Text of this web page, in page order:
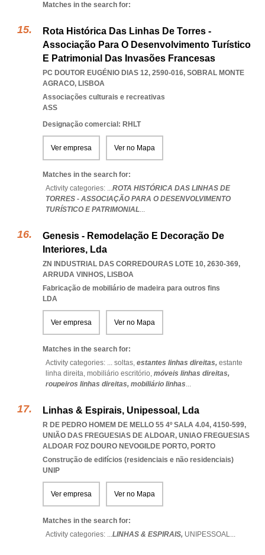
Matches in the search for:
Rota Histórica Das Linhas De Torres -
Associação Para O Desenvolvimento Turístico
E Patrimonial Das Invasões Francesas
PC DOUTOR EUGÉNIO DIAS 12, 2590-016, SOBRAL MONTE
AGRACO, LISBOA
Associações culturais e recreativas
ASS
Designação comercial: RHLT
Ver empresa Ver no Mapa
Matches in the search for:
Activity categories: ...ROTA HISTÓRICA DAS LINHAS DE
TORRES - ASSOCIAÇÃO PARA O DESENVOLVIMENTO
TURÍSTICO E PATRIMONIAL...
Genesis - Remodelação E Decoração De
Interiores, Lda
ZN INDUSTRIAL DAS CORREDOURAS LOTE 10, 2630-369,
ARRUDA VINHOS, LISBOA
Fabricação de mobiliário de madeira para outros fins
LDA
Ver empresa Ver no Mapa
Matches in the search for:
Activity categories: ... soltas, estantes linhas direitas, estante
linha direita, mobiliário escritório, móveis linhas direitas,
roupeiros linhas direitas, mobiliário linhas...
Linhas & Espirais, Unipessoal, Lda
R DE PEDRO HOMEM DE MELLO 55 4º SALA 4.04, 4150-599,
UNIÃO DAS FREGUESIAS DE ALDOAR, UNIAO FREGUESIAS
ALDOAR FOZ DOURO NEVOGILDE PORTO, PORTO
Construção de edifícios (residenciais e não residenciais)
UNIP
Ver empresa Ver no Mapa
Matches in the search for:
Activity categories: ...LINHAS & ESPIRAIS, UNIPESSOAL...